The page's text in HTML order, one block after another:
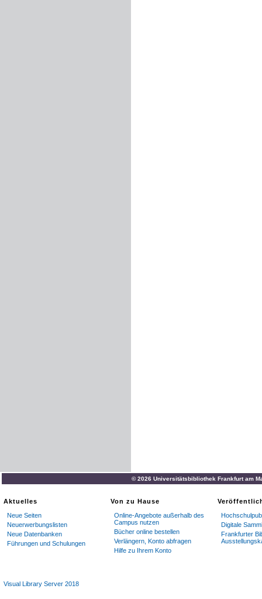
© 2026 Universitätsbibliothek Frankfurt am
Aktuelles
Neue Seiten
Neuerwerbungslisten
Neue Datenbanken
Führungen und Schulungen
Von zu Hause
Online-Angebote außerhalb des
Campus nutzen
Bücher online bestellen
Verlängern, Konto abfragen
Hilfe zu Ihrem Konto
Digitale
Frankfurter
Visual Library Server 2018